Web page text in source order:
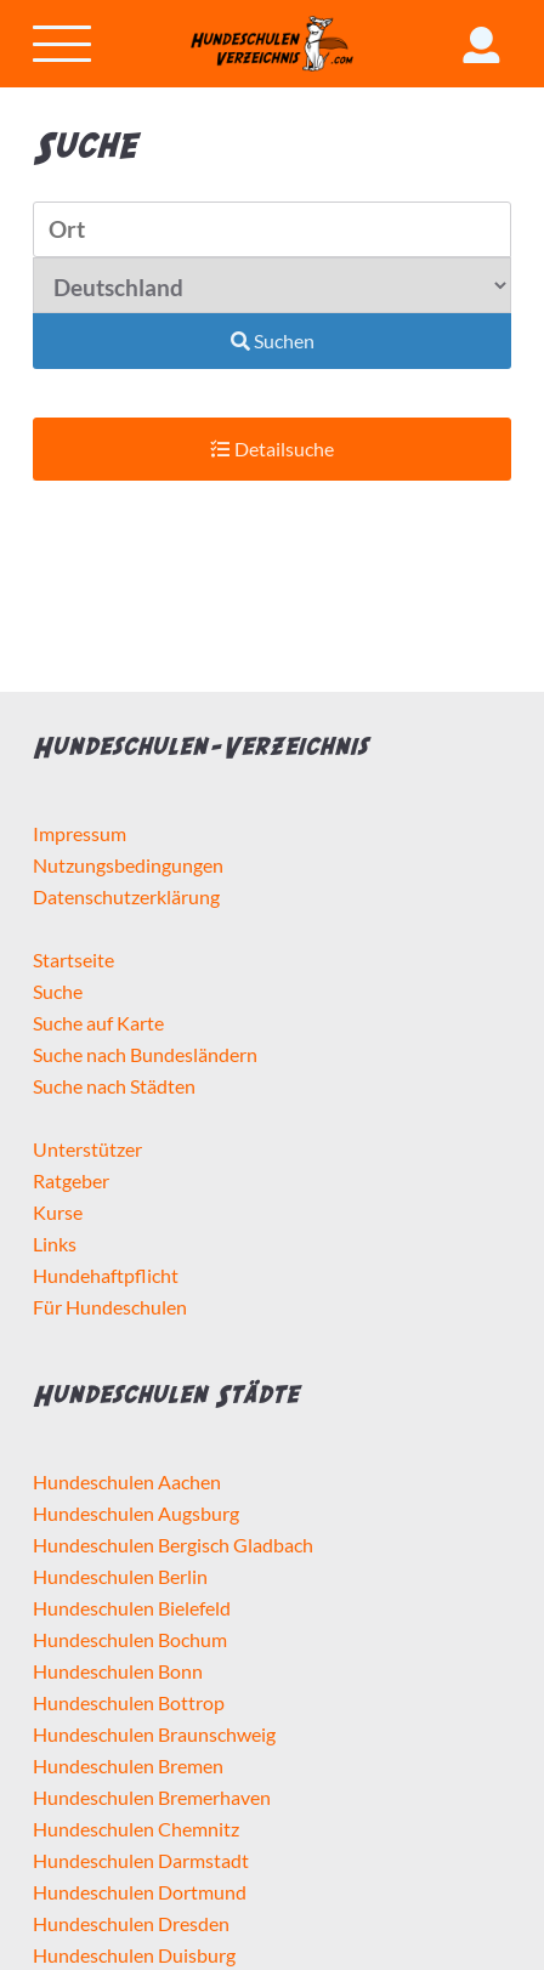
Suche
Suchen
Detailsuche
Preis pro Stunde max.
Hundeschule...
macht Hausbesuche
Selbstständig seit mindestens
Hundeschulen-Verzeichnis
Impressum
Nutzungsbedingungen
Datenschutzerklärung
Startseite
Suche
Suche auf Karte
Suche nach Bundesländern
Suche nach Städten
Unterstützer
Ratgeber
Kurse
Links
Hundehaftpflicht
Für Hundeschulen
Hundeschulen Städte
Hundeschulen Aachen
Hundeschulen Augsburg
Hundeschulen Bergisch Gladbach
Hundeschulen Berlin
Hundeschulen Bielefeld
Hundeschulen Bochum
Hundeschulen Bonn
Hundeschulen Bottrop
Hundeschulen Braunschweig
Hundeschulen Bremen
Hundeschulen Bremerhaven
Hundeschulen Chemnitz
Hundeschulen Darmstadt
Hundeschulen Dortmund
Hundeschulen Dresden
Hundeschulen Duisburg